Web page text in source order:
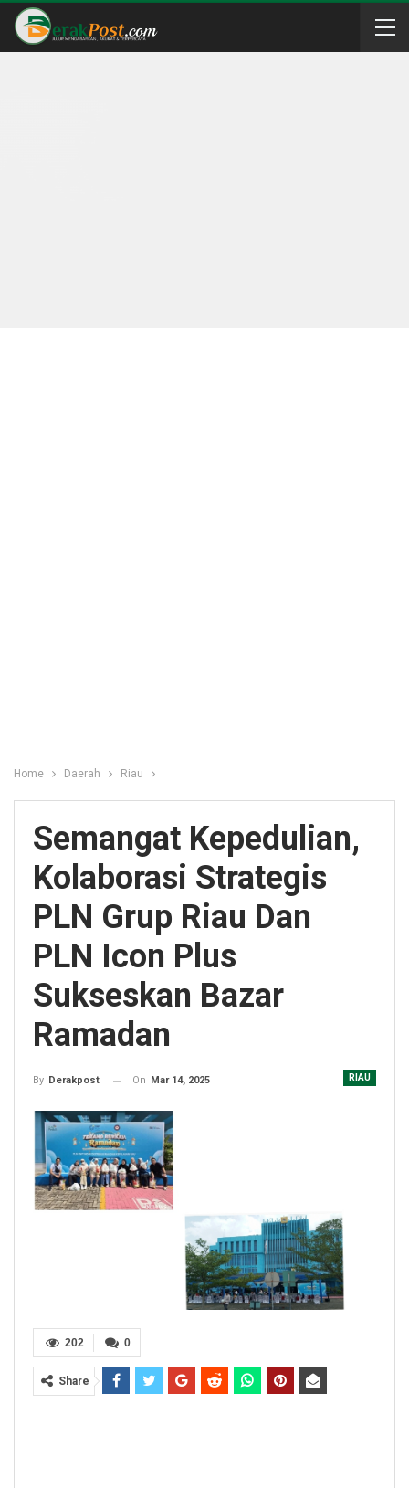
Home Daerah Riau
Semangat Kepedulian,
Kolaborasi Strategis
PLN Grup Riau Dan
PLN Icon Plus
Sukseskan Bazar
Ramadan
RIAU
By Derakpost On Mar 14, 2025
0
202
Share